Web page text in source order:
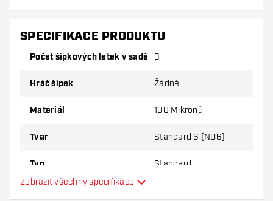
Ujistěte se, že máte po ruce dostatek letky a
násadky. Ty se mohou používáním poškodit
Vyzkoušejte jiný tvar, materiál nebo tloušťku
vyhovuje nejlépe!
SPECIFIKACE PRODUKTU
Počet šipkových letek v sadě 3
Hráč šipek Žádné
Materiál 100 Mikronů
Tvar Standard 6 (NO6)
Typ Standard
Zobrazit všechny specifikace